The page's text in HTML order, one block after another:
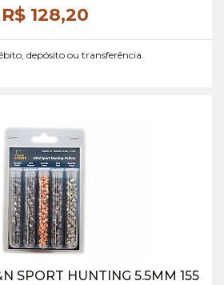
R$ 128,20
depósito ou transferência.
SPORT HUNTING 5.5MM 155